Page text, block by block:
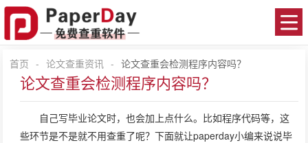
首页 - 论文查重资讯 - 论文查重会检测程序内容吗？
论文查重会检测程序内容吗？
自己写毕业论文时，也会加上点什么。比如程序代码等，这
些环节是不是就不用查重了呢？下面就让paperday小编来说说毕